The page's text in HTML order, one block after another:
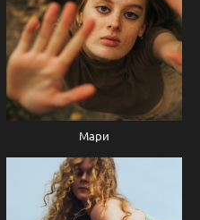
Мари